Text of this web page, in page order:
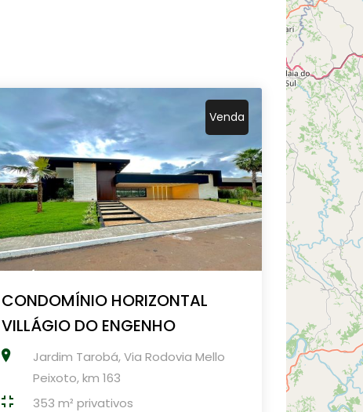
Venda
CONDOMÍNIO HORIZONTAL
VILLÁGIO DO ENGENHO
Jardim Tarobá, Via Rodovia Mello
Peixoto, km 163
353 m² privativos